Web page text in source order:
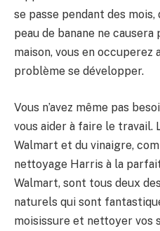
se passe pendant des
peau de banane ne
maison, vous en occuperez
problème se développer.
Vous n’avez même pas
vous aider à faire le travail.
Walmart et du vinaigre,
nettoyage Harris à la
Walmart, sont tous deux
naturels qui sont
moisissure et nettoyer vos